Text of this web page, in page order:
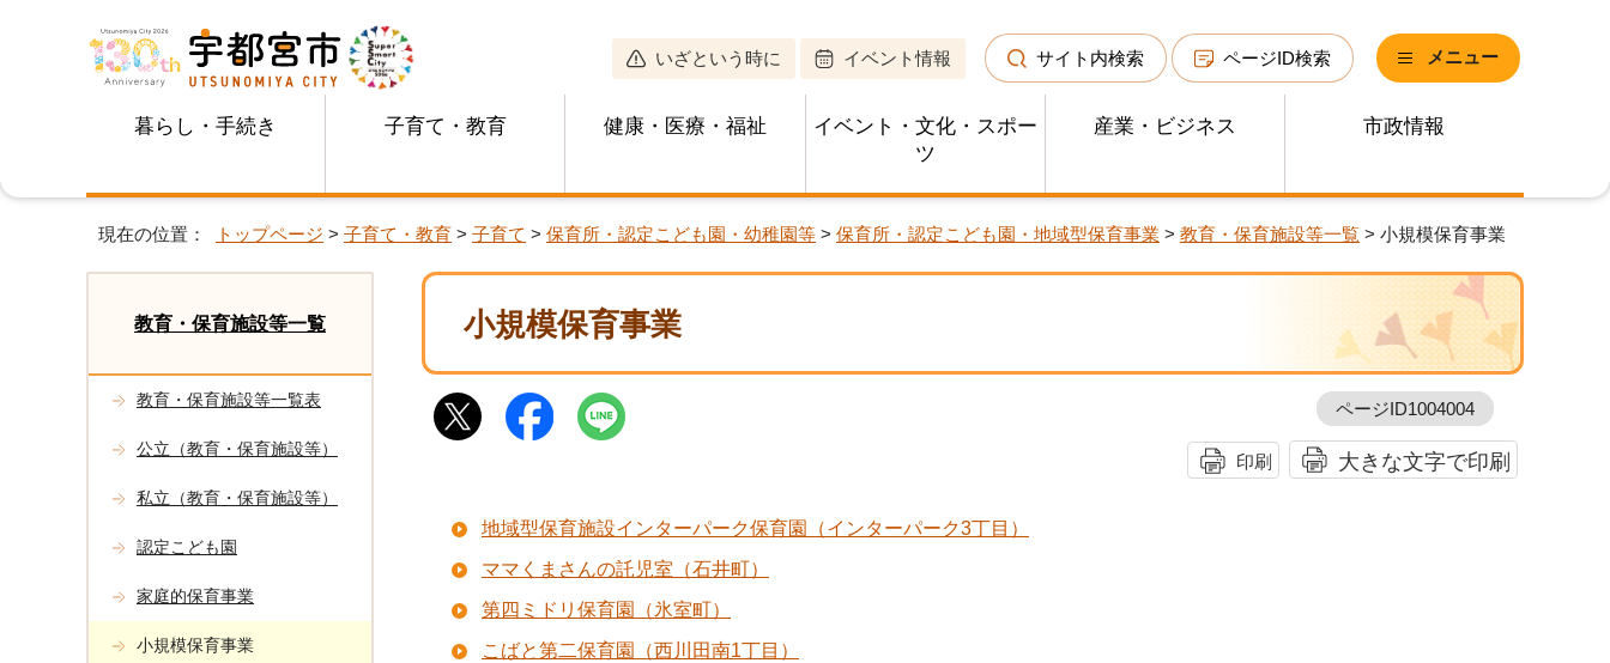
いざという時に イベント情報 サイト内検索 ページID検索 メニュー
暮らし・手続き 子育て・教育 健康・医療・福祉
イベント・文化・スポー
ツ
産業・ビジネス 市政情報
現在の位置： トップページ > 子育て・教育 > 子育て > 保育所・認定こども園・幼稚園等 > 保育所・認定こども園・地域型保育事業 > 教育・保育施設等一覧 > 小規模保育事業
小規模保育事業
ページID1004004
印刷 大きな文字で印刷
地域型保育施設インターパーク保育園（インターパーク3丁目）
ママくまさんの託児室（石井町）
第四ミドリ保育園（氷室町）
こばと第二保育園（西川田南1丁目）
教育・保育施設等一覧
教育・保育施設等一覧表
公立（教育・保育施設等）
私立（教育・保育施設等）
認定こども園
家庭的保育事業
小規模保育事業